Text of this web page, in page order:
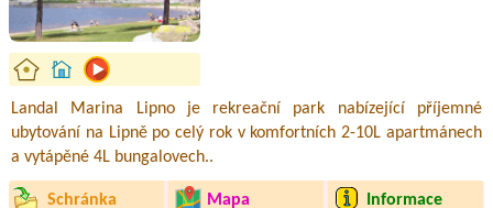
Landal Marina Lipno je rekreační park nabízející příjemné
ubytování na Lipně po celý rok v komfortních 2-10L apartmánech
a vytápěné 4L bungalovech..
Schránka Mapa Informace